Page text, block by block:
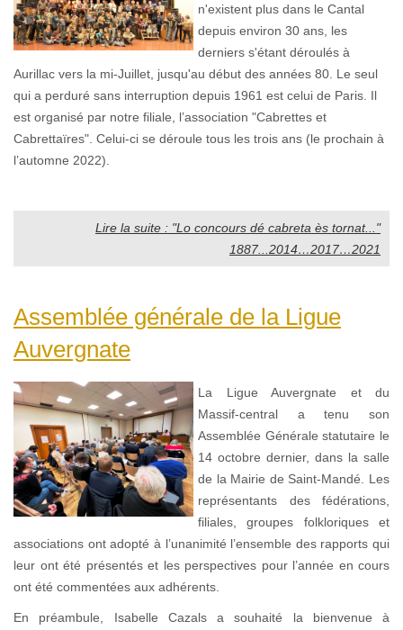
n'existent plus dans le Cantal
depuis environ 30 ans, les
derniers s'étant déroulés à
Aurillac vers la mi-Juillet, jusqu'au début des années 80. Le seul
qui a perduré sans interruption depuis 1961 est celui de Paris. Il
est organisé par notre filiale, l’association "Cabrettes et
Cabrettaïres". Celui-ci se déroule tous les trois ans (le prochain à
l’automne 2022).
Lire la suite : "Lo concours dé cabreta ès tornat..."
1887...2014…2017…2021
Assemblée générale de la Ligue
Auvergnate
La Ligue Auvergnate et du
Massif-central a tenu son
Assemblée Générale statutaire le
14 octobre dernier, dans la salle
de la Mairie de Saint-Mandé. Les
représentants des fédérations,
filiales, groupes folkloriques et
associations ont adopté à l’unanimité l’ensemble des rapports qui
leur ont été présentés et les perspectives pour l’année en cours
ont été commentées aux adhérents.
En préambule, Isabelle Cazals a souhaité la bienvenue à